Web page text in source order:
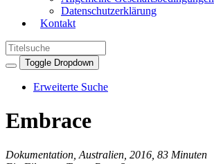
Datenschutzerklärung
Kontakt
Toggle Dropdown
Erweiterte Suche
Embrace
Dokumentation, Australien, 2016, 83 Minuten